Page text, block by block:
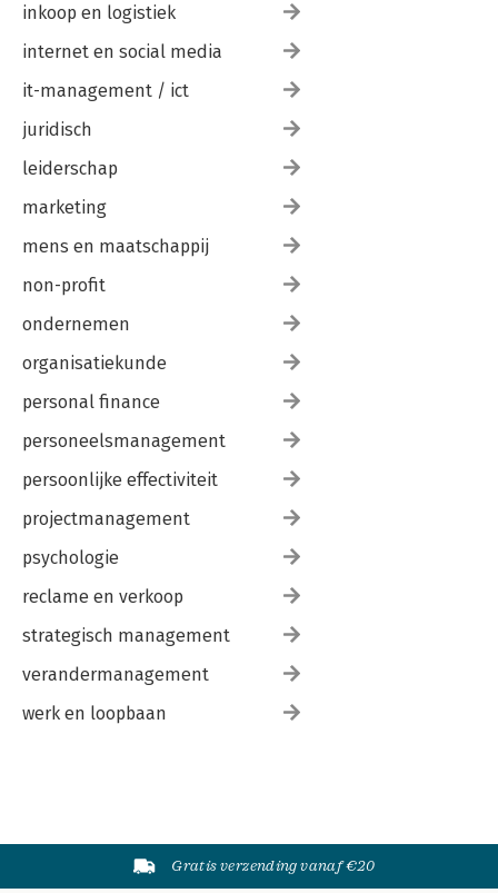
Appendix
Register 359
inkoop en logistiek
internet en social media
it-management / ict
juridisch
leiderschap
marketing
mens en maatschappij
non-profit
ondernemen
organisatiekunde
personal finance
personeelsmanagement
persoonlijke effectiviteit
projectmanagement
psychologie
reclame en verkoop
strategisch management
verandermanagement
werk en loopbaan
Gratis verzending vanaf €20